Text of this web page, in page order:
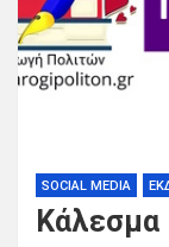
SOCIAL MEDIA
Κάλεσμα